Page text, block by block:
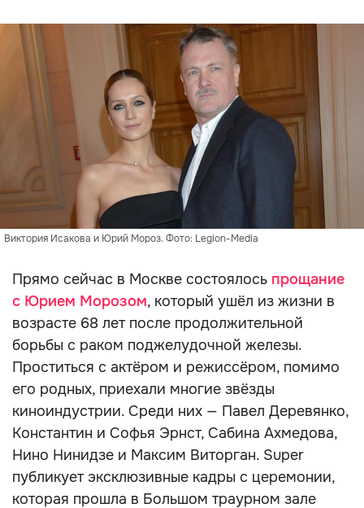
Виктория Исакова и Юрий Мороз. Фото: Legion-Media
Прямо сейчас в Москве состоялось прощание
с Юрием Морозом, который ушёл из жизни в
возрасте 68 лет после продолжительной
борьбы с раком поджелудочной железы.
Проститься с актёром и режиссёром, помимо
его родных, приехали многие звёзды
киноиндустрии. Среди них — Павел Деревянко,
Константин и Софья Эрнст, Сабина Ахмедова,
Нино Нинидзе и Максим Виторган. Super
публикует эксклюзивные кадры с церемонии,
которая прошла в Большом траурном зале